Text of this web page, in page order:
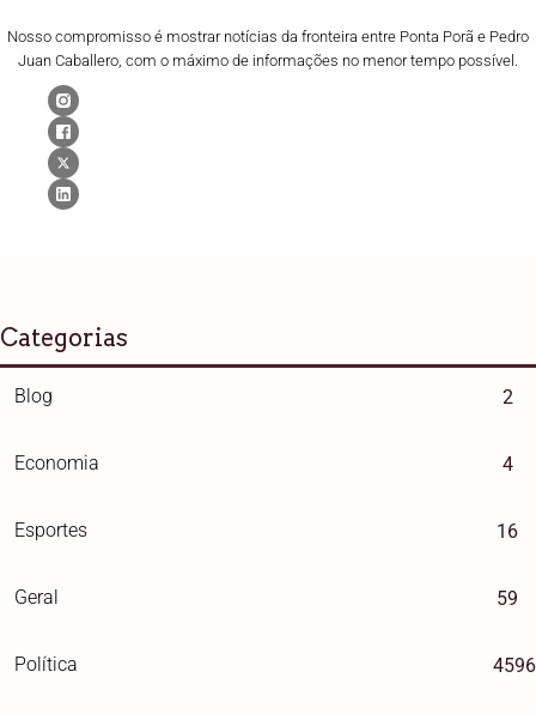
Nosso compromisso é mostrar notícias da fronteira entre Ponta Porã e Pedro
Juan Caballero, com o máximo de informações no menor tempo possível.
Categorias
Blog 2
Economia 4
Esportes 16
Geral 59
Política 4596